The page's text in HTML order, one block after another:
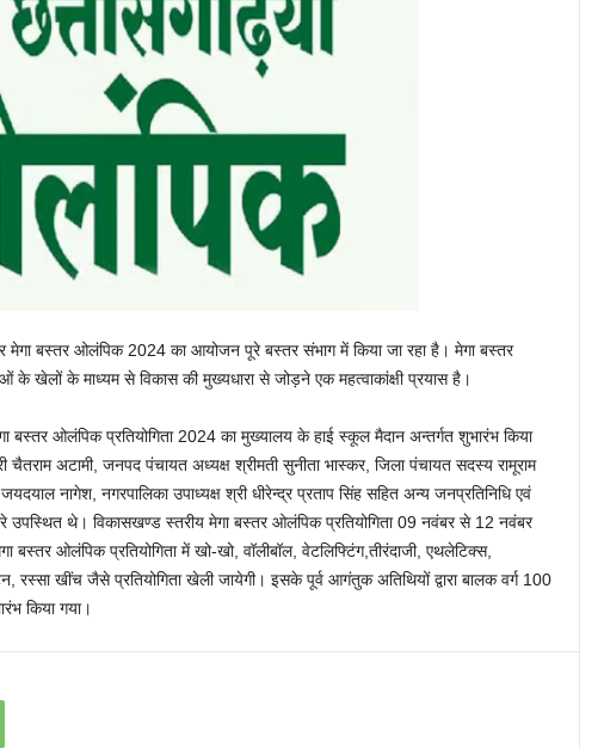
मेगा बस्तर ओलंपिक 2024 का आयोजन पूरे बस्तर संभाग में किया जा रहा है। मेगा बस्तर
के खेलों के माध्यम से विकास की मुख्यधारा से जोड़ने एक महत्वाकांक्षी प्रयास है।
ओलंपिक प्रतियोगिता 2024 का मुख्यालय के हाई स्कूल मैदान अन्तर्गत शुभारंभ किया
चैतराम अटामी, जनपद पंचायत अध्यक्ष श्रीमती सुनीता भास्कर, जिला पंचायत सदस्य रामूराम
नागेश, नगरपालिका उपाध्यक्ष श्री धीरेन्द्र प्रताप सिंह सहित अन्य जनप्रतिनिधि एवं
थे। विकासखण्ड स्तरीय मेगा बस्तर ओलंपिक प्रतियोगिता 09 नवंबर से 12 नवंबर
ओलंपिक प्रतियोगिता में खो-खो, वॉलीबॉल, वेटलिफ्टिंग,तीरंदाजी, एथलेटिक्स,
रस्सा खींच जैसे प्रतियोगिता खेली जायेगी। इसके पूर्व आगंतुक अतिथियों द्वारा बालक वर्ग 100
किया गया।